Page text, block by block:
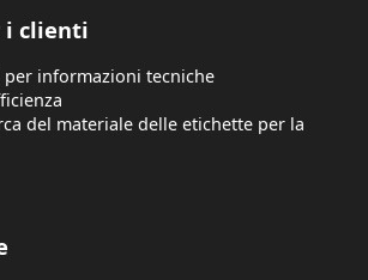
i clienti
informazioni tecniche
del materiale delle etichette per la